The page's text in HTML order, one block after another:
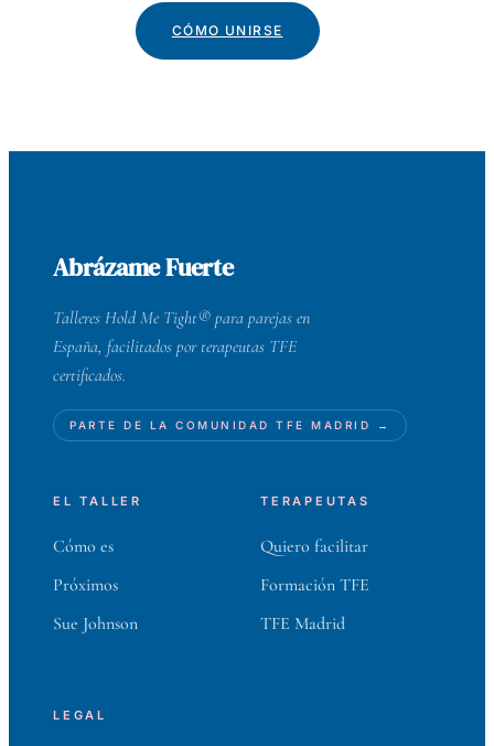
CÓMO UNIRSE
Abrázame Fuerte
Talleres Hold Me Tight® para parejas en
España, facilitados por terapeutas TFE
certificados.
PARTE DE LA COMUNIDAD TFE MADRID →
EL TALLER
Cómo es
Próximos
Sue Johnson
TERAPEUTAS
Quiero facilitar
Formación TFE
TFE Madrid
LEGAL